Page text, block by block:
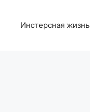
Инстерсная жизнь